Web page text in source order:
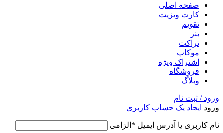
صفحه اصلی
کارت ویزیت
تقویم
بنر
تراکت
موکاپ
اشتراک ویژه
فروشگاه
وبلاگ
ورود / ثبت نام
ورود ایجاد یک حساب کاربری
نام کاربری یا آدرس ایمیل * الزامی